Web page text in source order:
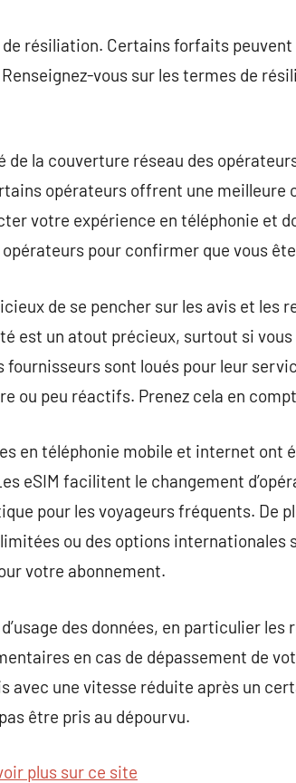
résiliation. Certains forfaits
vous sur les termes de
la couverture réseau des
opérateurs offrent une meilleure
votre expérience en téléphonie et
pour confirmer que vous
de se pencher sur les avis et les
est un atout précieux, surtout si
sont loués pour leur
ou peu réactifs. Prenez cela en
en téléphonie mobile et internet ont
eSIM facilitent le changement
pour les voyageurs fréquents. De
ou des options internationales
votre abonnement.
des données, en particulier les
en cas de dépassement de
avec une vitesse réduite après un
être pris au dépourvu.
plus sur ce site